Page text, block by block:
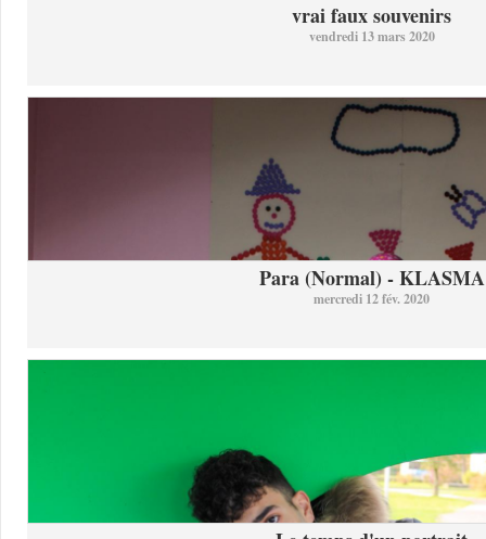
vrai faux souvenirs
vendredi 13 mars 2020
Para (Normal) - KLASMA
mercredi 12 fév. 2020